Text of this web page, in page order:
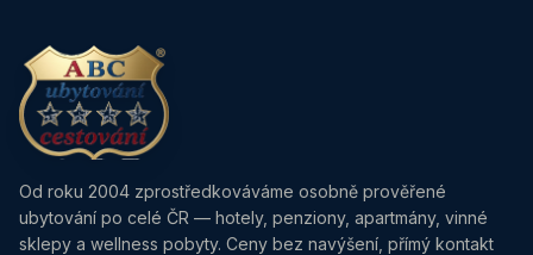
Od roku 2004 zprostředkováváme osobně prověřené
ubytování po celé ČR — hotely, penziony, apartmány, vinné
sklepy a wellness pobyty. Ceny bez navýšení, přímý kontakt